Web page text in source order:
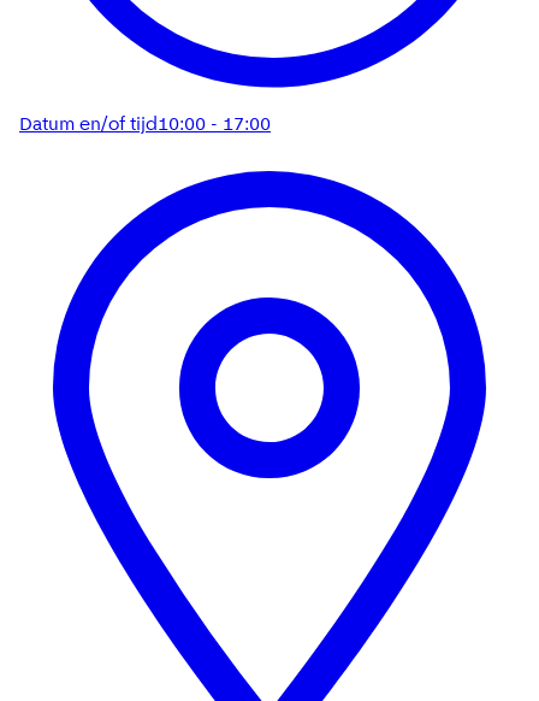
Datum en/of tijd10:00 - 17:00